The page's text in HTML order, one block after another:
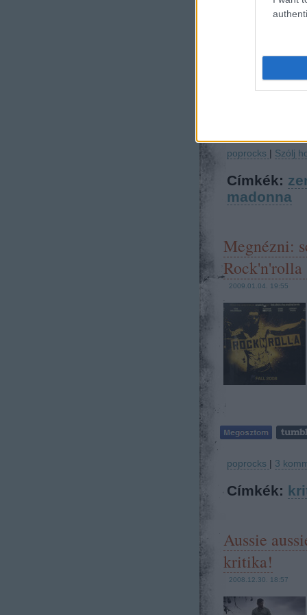
poprocks | Szólj
Címkék:
madonna
Megnézni:
2009.01.04. 19:55
poprocks | 3
Címkék:
Aussie
kritika!
2008.12.30. 18:57